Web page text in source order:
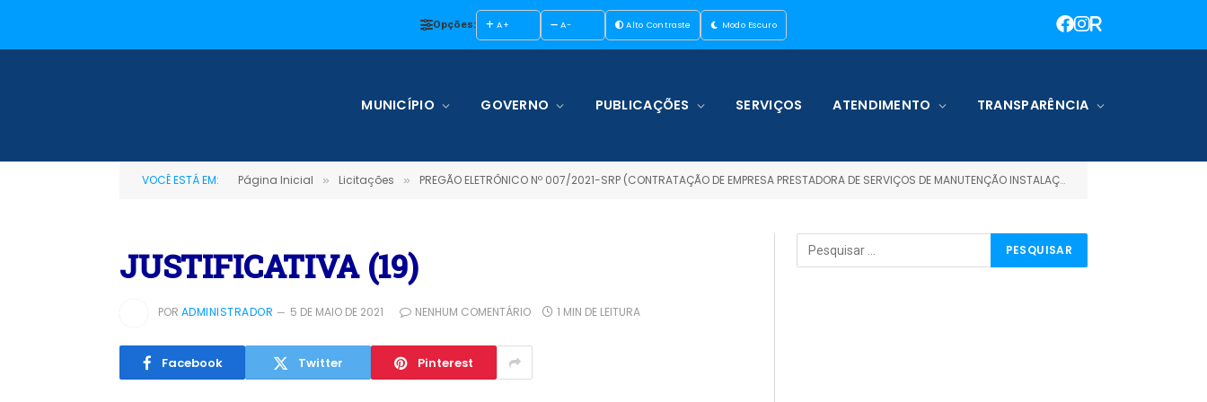
Opções: A+ A- Alto Contraste Modo Escuro
MUNICÍPIO GOVERNO PUBLICAÇÕES SERVIÇOS ATENDIMENTO TRANSPARÊNCIA
VOCÊ ESTÁ EM: Página Inicial » Licitações » PREGÃO ELETRÔNICO Nº 007/2021-SRP (CONTRATAÇÃO DE EMPRESA PRESTADORA DE SERVIÇOS DE MANUTENÇÃO INSTALAÇÃO E CONFIGURAÇÃO DE COMPUTADORES E IMPRESSORAS)
JUSTIFICATIVA (19)
POR ADMINISTRADOR 5 DE MAIO DE 2021 NENHUM COMENTÁRIO 1 MIN DE LEITURA
Facebook Twitter Pinterest